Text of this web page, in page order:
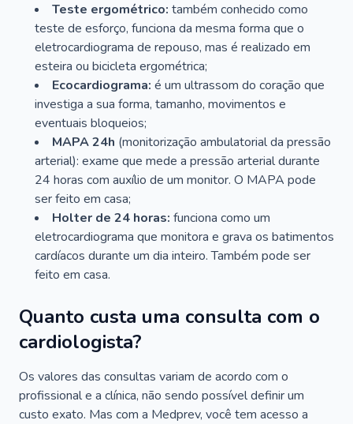
Teste ergométrico: também conhecido como
teste de esforço, funciona da mesma forma que o
eletrocardiograma de repouso, mas é realizado em
esteira ou bicicleta ergométrica;
Ecocardiograma: é um ultrassom do coração que
investiga a sua forma, tamanho, movimentos e
eventuais bloqueios;
MAPA 24h (monitorização ambulatorial da pressão
arterial): exame que mede a pressão arterial durante
24 horas com auxílio de um monitor. O MAPA pode
ser feito em casa;
Holter de 24 horas: funciona como um
eletrocardiograma que monitora e grava os batimentos
cardíacos durante um dia inteiro. Também pode ser
feito em casa.
Quanto custa uma consulta com o
cardiologista?
Os valores das consultas variam de acordo com o
profissional e a clínica, não sendo possível definir um
custo exato. Mas com a Medprev, você tem acesso a